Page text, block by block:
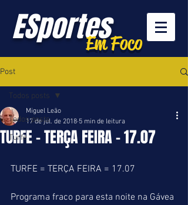
ESportesEm Foco
Post
Todos posts
Turfe
Todos posts
TURFE - TERÇA FEIRA - 17.07
Miguel Leão
17 de jul. de 2018 5 min de leitura
TURFE = TERÇA FEIRA = 17.07
Programa fraco para esta noite na Gávea